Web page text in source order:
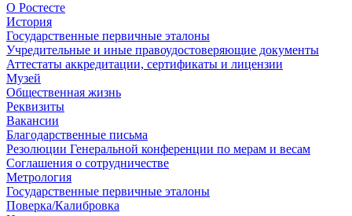
О Ростесте
История
Государственные первичные эталоны
Учредительные и иные правоудостоверяющие документы
Аттестаты аккредитации, сертификаты и лицензии
Музей
Общественная жизнь
Реквизиты
Вакансии
Благодарственные письма
Резолюции Генеральной конференции по мерам и весам
Соглашения о сотрудничестве
Метрология
Государственные первичные эталоны
Поверка/Калибровка